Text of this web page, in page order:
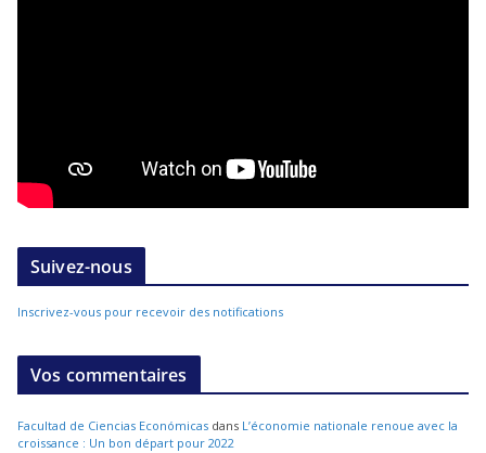
Suivez-nous
Inscrivez-vous pour recevoir des notifications
Vos commentaires
Facultad de Ciencias Económicas dans L’économie nationale renoue avec la
croissance : Un bon départ pour 2022